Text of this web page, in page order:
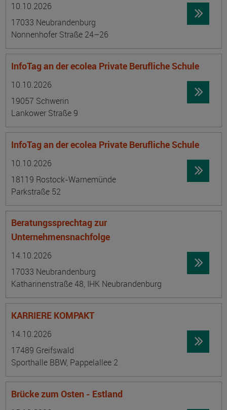
10.10.2026
17033 Neubrandenburg
Nonnenhofer Straße 24–26
InfoTag an der ecolea Private Berufliche Schule
10.10.2026
19057 Schwerin
Lankower Straße 9
InfoTag an der ecolea Private Berufliche Schule
10.10.2026
18119 Rostock-Warnemünde
Parkstraße 52
Beratungssprechtag zur
Unternehmensnachfolge
14.10.2026
17033 Neubrandenburg
Katharinenstraße 48, IHK Neubrandenburg
KARRIERE KOMPAKT
14.10.2026
17489 Greifswald
Sporthalle BBW, Pappelallee 2
Brücke zum Osten - Estland